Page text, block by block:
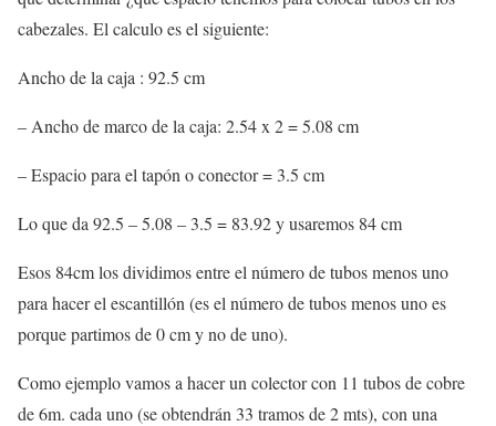
cabezales. El calculo es el siguiente:
Ancho de la caja : 92.5 cm
– Ancho de marco de la caja: 2.54 x 2 = 5.08 cm
– Espacio para el tapón o conector = 3.5 cm
Lo que da 92.5 – 5.08 – 3.5 = 83.92 y usaremos 84 cm
Esos 84cm los dividimos entre el número de tubos menos uno
para hacer el escantillón (es el número de tubos menos uno es
porque partimos de 0 cm y no de uno).
Como ejemplo vamos a hacer un colector con 11 tubos de cobre
de 6m. cada uno (se obtendrán 33 tramos de 2 mts), con una